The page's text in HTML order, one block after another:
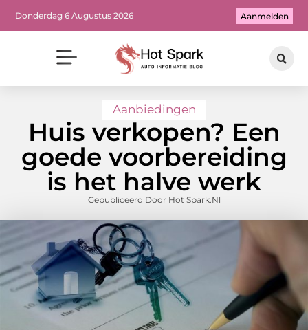
Donderdag 6 Augustus 2026 Aanmelden
Aanbiedingen
Huis verkopen? Een
goede voorbereiding
is het halve werk
Gepubliceerd Door Hot Spark.nl